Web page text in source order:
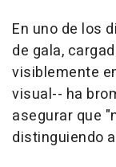
En uno de los
de gala,
visiblemente
visual-- ha
asegurar que
distinguiendo